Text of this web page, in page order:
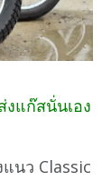
งแก๊สนั่นเอง
นว Classic